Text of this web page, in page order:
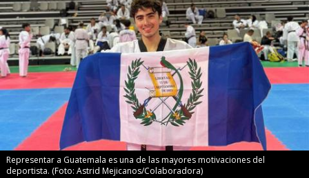
Representar a Guatemala es una de las mayores motivaciones del
deportista. (Foto: Astrid Mejicanos/Colaboradora)